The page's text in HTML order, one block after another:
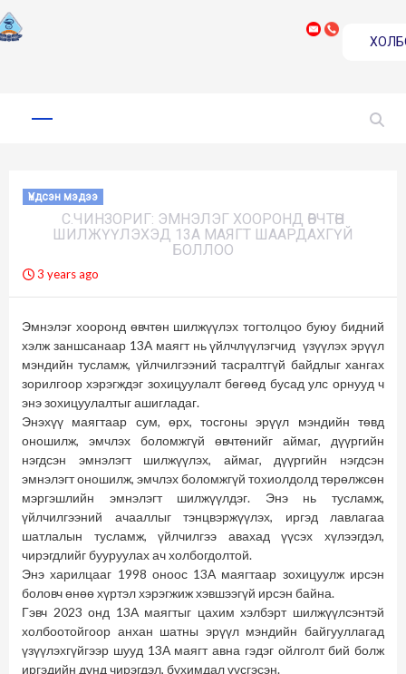
Primary
Үндсэн мэдээ
С.ЧИНЗОРИГ: ЭМНЭЛЭГ ХООРОНД ӨВЧТӨН
ШИЛЖҮҮЛЭХЭД 13А МАЯГТ ШААРДАХГҮЙ
БОЛЛОО
3 years ago
Эмнэлэг хооронд өвчтөн шилжүүлэх тогтолцоо буюу бидний
хэлж заншсанаар 13А маягт нь үйлчлүүлэгчид үзүүлэх эрүүл
мэндийн тусламж, үйлчилгээний тасралтгүй байдлыг хангах
зорилгоор хэрэгждэг зохицуулалт бөгөөд бусад улс орнууд ч
энэ зохицуулалтыг ашигладаг.
Энэхүү маягтаар сум, өрх, тосгоны эрүүл мэндийн төвд
оношилж, эмчлэх боломжгүй өвчтөнийг аймаг, дүүргийн
нэгдсэн эмнэлэгт шилжүүлэх, аймаг, дүүргийн нэгдсэн
эмнэлэгт оношилж, эмчлэх боломжгүй тохиолдолд төрөлжсөн
мэргэшлийн эмнэлэгт шилжүүлдэг. Энэ нь тусламж,
үйлчилгээний ачааллыг тэнцвэржүүлэх, иргэд лавлагаа
шатлалын тусламж, үйлчилгээ авахад үүсэх хүлээгдэл,
чирэгдлийг бууруулах ач холбогдолтой.
Энэ харилцааг 1998 оноос 13А маягтаар зохицуулж ирсэн
боловч өнөө хүртэл хэрэгжиж хэвшээгүй ирсэн байна.
Гэвч 2023 онд 13А маягтыг цахим хэлбэрт шилжүүлсэнтэй
холбоотойгоор анхан шатны эрүүл мэндийн байгууллагад
үзүүлэхгүйгээр шууд 13А маягт авна гэдэг ойлголт бий болж
иргэдийн дунд чирэгдэл, бухимдал үүсгэсэн.